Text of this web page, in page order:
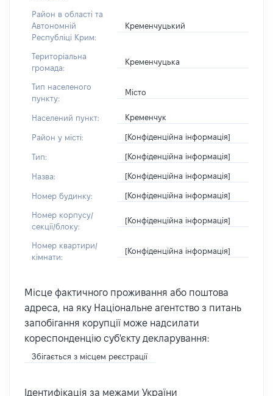
Район в області та
Автономній
Республіці Крим:
Кременчуцький
Територіальна
громада:
Кременчуцька
Тип населеного
пункту:
Місто
Населений пункт: Кременчук
Район у місті: [Конфіденційна інформація]
Тип: [Конфіденційна інформація]
Назва: [Конфіденційна інформація]
Номер будинку: [Конфіденційна інформація]
Номер корпусу/
секції/блоку:
[Конфіденційна інформація]
Номер квартири/
кімнати:
[Конфіденційна інформація]
Місце фактичного проживання або поштова
адреса, на яку Національне агентство з питань
запобігання корупції може надсилати
кореспонденцію суб'єкту декларування:
Збігається з місцем реєстрації
Ідентифікація за межами України